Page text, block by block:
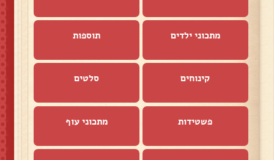
מתכוני ילדים תוספות
קינוחים סלטים
פשטידות מתכוני עוף